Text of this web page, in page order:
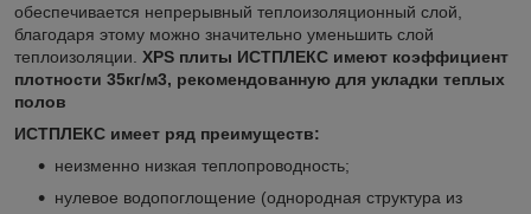
обеспечивается непрерывный теплоизоляционный слой,
благодаря этому можно значительно уменьшить слой
теплоизоляции. XPS плиты ИСТПЛЕКС имеют коэффициент
плотности 35кг/м3, рекомендованную для укладки теплых
полов
ИCТПЛЕКС имеет ряд преимуществ:
неизменно низкая теплопроводность;
нулевое водопоглощение (однородная структура из